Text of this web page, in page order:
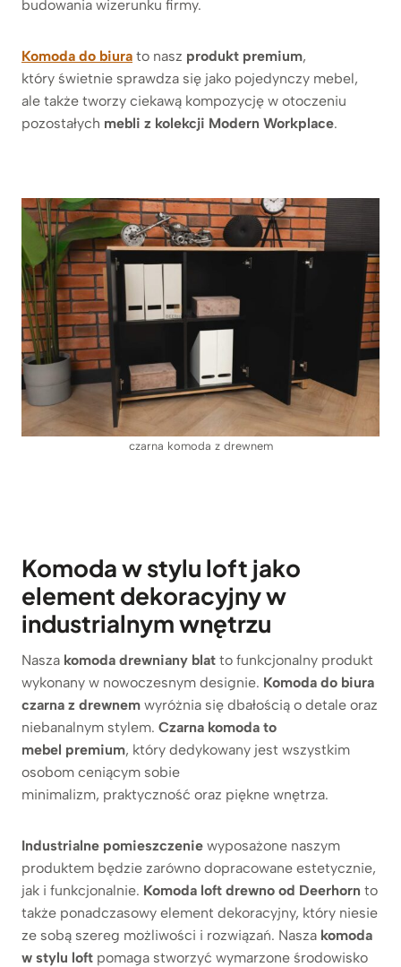
budowania wizerunku firmy.
Komoda do biura to nasz produkt premium,
który świetnie sprawdza się jako pojedynczy mebel,
ale także tworzy ciekawą kompozycję w otoczeniu
pozostałych mebli z kolekcji Modern Workplace.
czarna komoda z drewnem
Komoda w stylu loft jako
element dekoracyjny w
industrialnym wnętrzu
Nasza komoda drewniany blat to funkcjonalny produkt
wykonany w nowoczesnym designie. Komoda do biura
czarna z drewnem wyróżnia się dbałością o detale oraz
niebanalnym stylem. Czarna komoda to
mebel premium, który dedykowany jest wszystkim
osobom ceniącym sobie
minimalizm, praktyczność oraz piękne wnętrza.
Industrialne pomieszczenie wyposażone naszym
produktem będzie zarówno dopracowane estetycznie,
jak i funkcjonalnie. Komoda loft drewno od Deerhorn to
także ponadczasowy element dekoracyjny, który niesie
ze sobą szereg możliwości i rozwiązań. Nasza komoda
w stylu loft pomaga stworzyć wymarzone środowisko